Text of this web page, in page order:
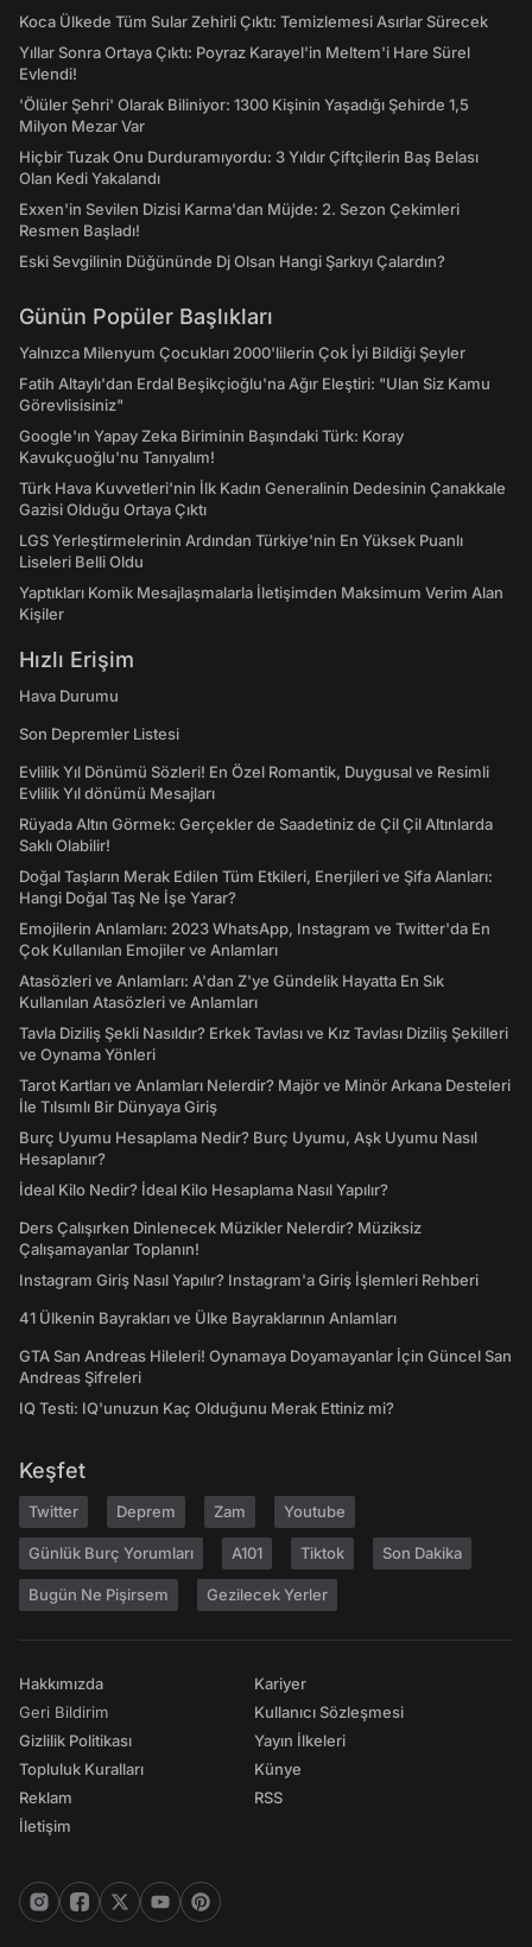
Koca Ülkede Tüm Sular Zehirli Çıktı: Temizlemesi Asırlar Sürecek
Yıllar Sonra Ortaya Çıktı: Poyraz Karayel'in Meltem'i Hare Sürel
Evlendi!
'Ölüler Şehri' Olarak Biliniyor: 1300 Kişinin Yaşadığı Şehirde 1,5
Milyon Mezar Var
Hiçbir Tuzak Onu Durduramıyordu: 3 Yıldır Çiftçilerin Baş Belası
Olan Kedi Yakalandı
Exxen'in Sevilen Dizisi Karma'dan Müjde: 2. Sezon Çekimleri
Resmen Başladı!
Eski Sevgilinin Düğününde Dj Olsan Hangi Şarkıyı Çalardın?
Günün Popüler Başlıkları
Yalnızca Milenyum Çocukları 2000'lilerin Çok İyi Bildiği Şeyler
Fatih Altaylı'dan Erdal Beşikçioğlu'na Ağır Eleştiri: "Ulan Siz Kamu
Görevlisisiniz"
Google'ın Yapay Zeka Biriminin Başındaki Türk: Koray
Kavukçuoğlu'nu Tanıyalım!
Türk Hava Kuvvetleri'nin İlk Kadın Generalinin Dedesinin Çanakkale
Gazisi Olduğu Ortaya Çıktı
LGS Yerleştirmelerinin Ardından Türkiye'nin En Yüksek Puanlı
Liseleri Belli Oldu
Yaptıkları Komik Mesajlaşmalarla İletişimden Maksimum Verim Alan
Kişiler
Hızlı Erişim
Hava Durumu
Son Depremler Listesi
Evlilik Yıl Dönümü Sözleri! En Özel Romantik, Duygusal ve Resimli
Evlilik Yıl dönümü Mesajları
Rüyada Altın Görmek: Gerçekler de Saadetiniz de Çil Çil Altınlarda
Saklı Olabilir!
Doğal Taşların Merak Edilen Tüm Etkileri, Enerjileri ve Şifa Alanları:
Hangi Doğal Taş Ne İşe Yarar?
Emojilerin Anlamları: 2023 WhatsApp, Instagram ve Twitter'da En
Çok Kullanılan Emojiler ve Anlamları
Atasözleri ve Anlamları: A'dan Z'ye Gündelik Hayatta En Sık
Kullanılan Atasözleri ve Anlamları
Tavla Diziliş Şekli Nasıldır? Erkek Tavlası ve Kız Tavlası Diziliş Şekilleri
ve Oynama Yönleri
Tarot Kartları ve Anlamları Nelerdir? Majör ve Minör Arkana Desteleri
İle Tılsımlı Bir Dünyaya Giriş
Burç Uyumu Hesaplama Nedir? Burç Uyumu, Aşk Uyumu Nasıl
Hesaplanır?
İdeal Kilo Nedir? İdeal Kilo Hesaplama Nasıl Yapılır?
Ders Çalışırken Dinlenecek Müzikler Nelerdir? Müziksiz
Çalışamayanlar Toplanın!
Instagram Giriş Nasıl Yapılır? Instagram'a Giriş İşlemleri Rehberi
41 Ülkenin Bayrakları ve Ülke Bayraklarının Anlamları
GTA San Andreas Hileleri! Oynamaya Doyamayanlar İçin Güncel San
Andreas Şifreleri
IQ Testi: IQ'unuzun Kaç Olduğunu Merak Ettiniz mi?
Keşfet
Twitter Deprem Zam Youtube
Günlük Burç Yorumları A101 Tiktok Son Dakika
Bugün Ne Pişirsem Gezilecek Yerler
Hakkımızda
Geri Bildirim
Gizlilik Politikası
Topluluk Kuralları
Reklam
İletişim
Kariyer
Kullanıcı Sözleşmesi
Yayın İlkeleri
Künye
RSS